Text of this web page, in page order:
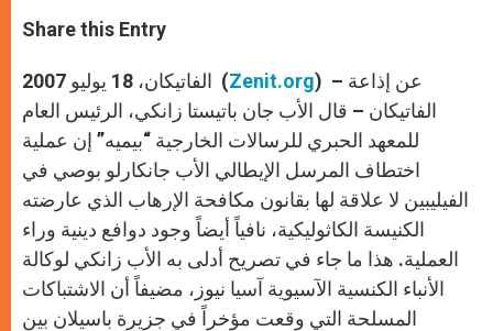
t
s
p
p
s
e
e
r
e
b
o
k
r
Share this Entry
الفاتيكان، 18 يوليو 2007 (Zenit.org) – عن إذاعة
الفاتيكان – قال الأب جان باتيستا زانكي، الرئيس العام
للمعهد الحبري للرسالات الخارجية “بيميه” إن عملية
اختطاف المرسل الإيطالي الأب جانكارلو بوصي في
الفيليبين لا علاقة لها بقانون مكافحة الإرهاب الذي عارضته
الكنيسة الكاثوليكية، نافياً أيضاً وجود دوافع دينية وراء
العملية. هذا ما جاء في تصريح أدلى به الأب زانكي لوكالة
الأنباء الكنسية الآسيوية آسيا نيوز، مضيفاً أن الاشتباكات
المسلحة التي وقعت مؤخراً في جزيرة باسيلان بين